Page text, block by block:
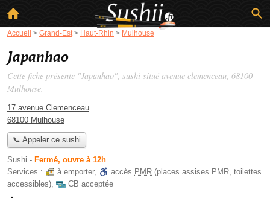
Accueil > Grand-Est > Haut-Rhin > Mulhouse
Japanhao
Cette fiche présente "Japanhao", sushi situé avenue clemenceau, 68100
Mulhouse.
17 avenue Clemenceau
68100 Mulhouse
📞 Appeler ce sushi
Sushi - Fermé, ouvre à 12h
Services :
à emporter, accès PMR (places assises PMR, toilettes
accessibles), CB acceptée